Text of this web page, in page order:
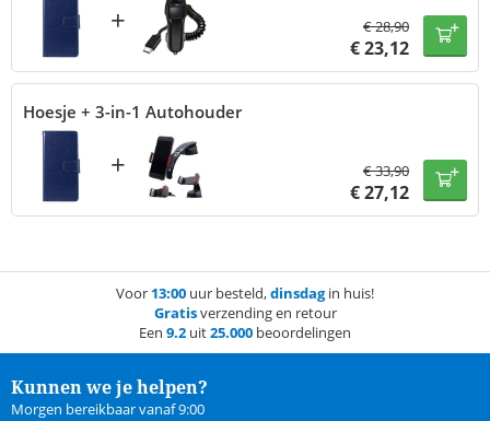
+ €28,90
€23,12
Hoesje + 3-in-1 Autohouder
+ €33,90
€27,12
Voor 13:00 uur besteld,dinsdagin huis!
Gratisverzending en retour
Een 9.2 uit25.000 beoordelingen
Kunnen we je helpen?
Morgen bereikbaar vanaf 9:00